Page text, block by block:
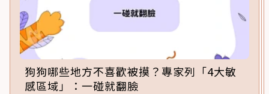
狗狗哪些地方不喜歡被摸？專家列「4大敏
感區域」：一碰就翻臉